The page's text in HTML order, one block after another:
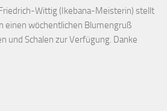
Wittig (Ikebana-Meisterin) stellt
einen wöchentlichen Blumengruß
und Schalen zur Verfügung. Danke